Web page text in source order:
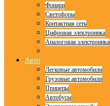
Фонари
Светофоры
Контактная сеть
Цифровая электроника
Аналоговая электроника
Авто
Легковые автомобили
Грузовые автомобили
Прицепы
Автобусы